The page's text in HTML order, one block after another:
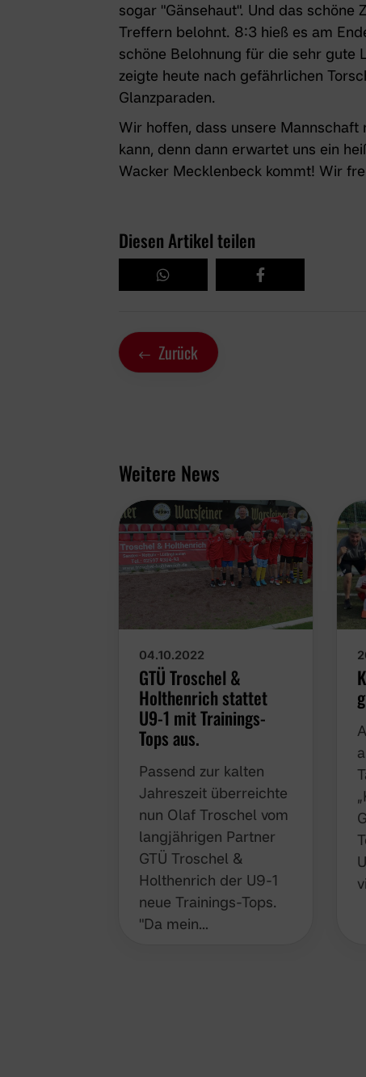
sogar "Gänsehaut". Und das
Treffern belohnt. 8:3 hieß es am
schöne Belohnung für die sehr gute
zeigte heute nach gefährlichen
Glanzparaden.
Wir hoffen, dass unsere Mannschaft
kann, denn dann erwartet uns ein
Wacker Mecklenbeck kommt! Wir
Diesen Artikel teilen
Zurück
Weitere News
04.10.2022
GTÜ Troschel &
Holthenrich stattet
U9-1 mit Trainings-
Tops aus.
Passend zur kalten
Jahreszeit überreichte
nun Olaf Troschel vom
langjährigen Partner
GTÜ Troschel &
Holthenrich der U9-1
neue Trainings-Tops.
"Da mein…